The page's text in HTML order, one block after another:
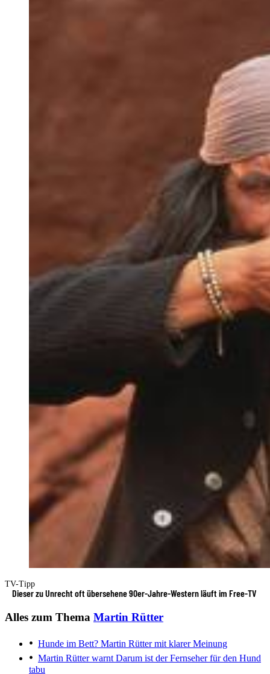
TV-Tipp
Dieser zu Unrecht oft übersehene 90er-Jahre-Western läuft im Free-TV
Alles zum Thema Martin Rütter
Hunde im Bett? Martin Rütter mit klarer Meinung
Martin Rütter warnt Darum ist der Fernseher für den Hund
tabu